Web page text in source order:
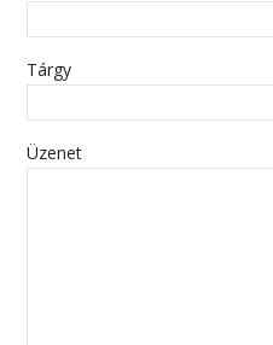
Tárgy
Üzenet